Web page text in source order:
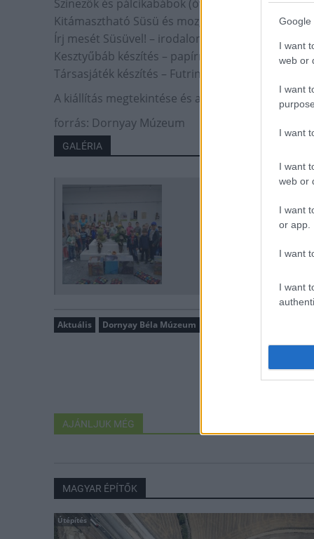
Google
I want
web or
I want
I want
I want
web or
I want
or app.
I want
I want
Színezők és pálcikabábok (óvodás korosztály
Kitámasztható Süsü és mozgatható figurák
Írj mesét Süsüvel! – irodalom és
Kesztyűbáb készítés – papírmasé vagy szövet
Társasjáték készítés – Futrinka utca helyszíneivel
A kiállítás megtekintése és a foglalkozások
forrás: Dornyay Múzeum
GALÉRIA
Aktuális Dornyay Béla Múzeum
AJÁNLJUK MÉG
MAGYAR ÉPÍTŐK
Útépítés